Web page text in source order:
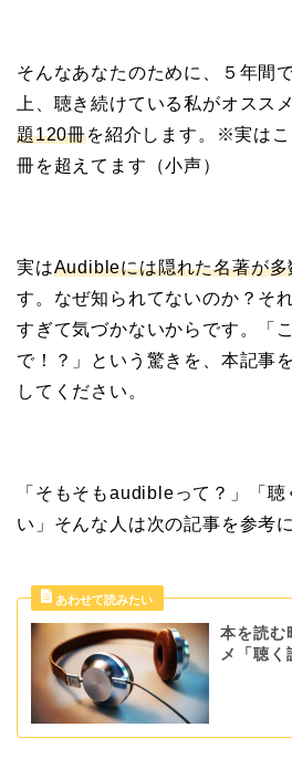
そんなあなたのために、５年間
上、聴き続けている私がオスス
題120冊を紹介します。※実は
冊を超えてます（小声）
実はAudibleには隠れた名著が多
す。なぜ知られてないのか？そ
すぎて気づかないからです。「
で！？」という驚きを、本記事
してください。
「そもそもaudibleって？」「
い」そんな人は次の記事を参考
本を読む
メ「聴く